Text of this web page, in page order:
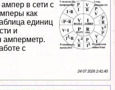
в сети с
как
единиц
и
амперметр.
с
24 07 2026 2:41:40